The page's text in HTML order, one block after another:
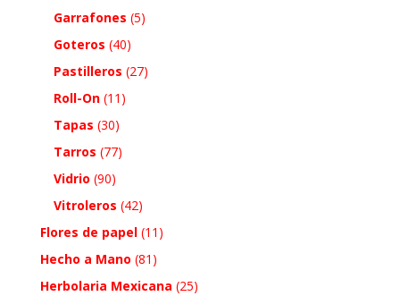
Garrafones (5)
Goteros (40)
Pastilleros (27)
Roll-On (11)
Tapas (30)
Tarros (77)
Vidrio (90)
Vitroleros (42)
Flores de papel (11)
Hecho a Mano (81)
Herbolaria Mexicana (25)